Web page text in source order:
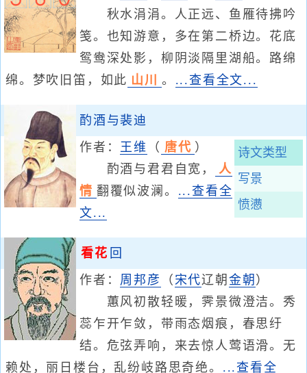
秋水涓涓。人正远、鱼雁待拂吟
笺。也知游意，多在第二桥边。花底
鸳鸯深处影，柳阴淡隔里湖船。路绵
绵。梦吹旧笛，如此 山川 。 ...查看全文...
酌酒与裴迪
诗文类型
写景
愤懑
作者： 王维 （ 唐代 ）
酌酒与君君自宽，
人
情 翻覆似波澜。 ...查看全
文...
看花 回
作者： 周邦彦 （ 宋代辽朝 金朝 ）
蕙风初散轻暖，霁景微澄洁。秀
蕊乍开乍敛，带雨态烟痕，春思纡
结。危弦弄响，来去惊人莺语滑。无
赖处，丽日楼台，乱纷岐路思奇绝。 ...查看全